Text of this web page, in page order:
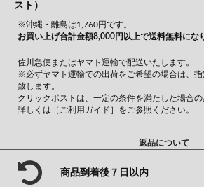
スト）
※沖縄・離島は1,760円です。
お買い上げ合計金額8,000円以上で送料無料にな
佐川急便またはヤマト運輸で配送いたします。
※必ずヤマト運輸での出荷をご希望の場合は、
致します。
クリックポストは、一定の条件を満たした場合の
詳しくは ［ご利用ガイド］ をご参照ください。
返品について
商品到着後７日以内